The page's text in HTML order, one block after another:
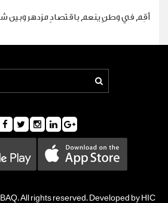
أقِم في وطنٍ ينعم باقتصادٍ مزدهر
All rights reserved. Developed by HIC